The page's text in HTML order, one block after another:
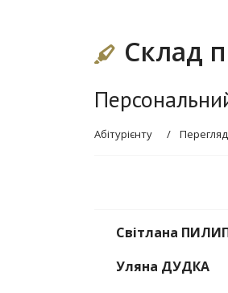
Склад
Абітурієнту
Світлана
Уляна ДУДКА